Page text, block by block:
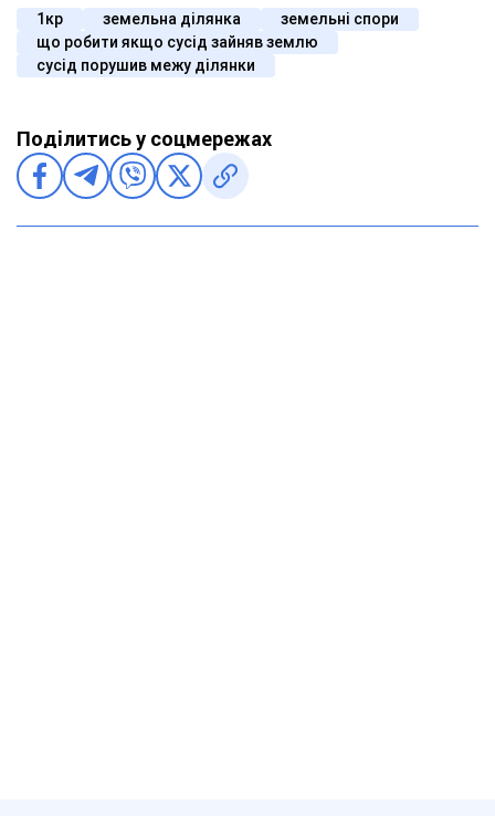
1кр земельна ділянка
земельні спори
що робити якщо сусід зайняв землю
сусід порушив межу ділянки
Поділитись у соцмережах